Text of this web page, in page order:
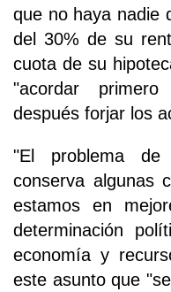
que no haya nadie
del 30% de su
cuota de su
"acordar
después forjar los
"El problema
conserva algunas
estamos en
determinación
economía y
este asunto que